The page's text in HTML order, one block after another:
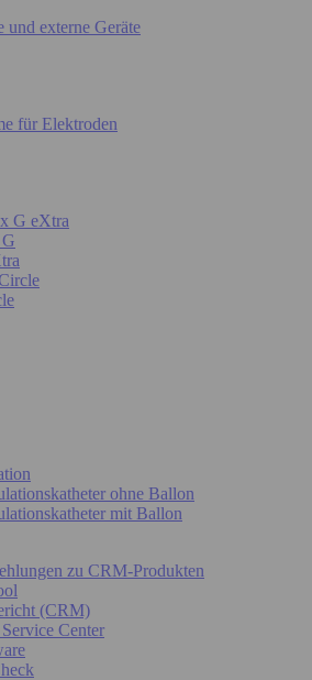
und externe Geräte
für Elektroden
G eXtra
ohne Ballon
mit Ballon
zu CRM-Produkten
(CRM)
Center